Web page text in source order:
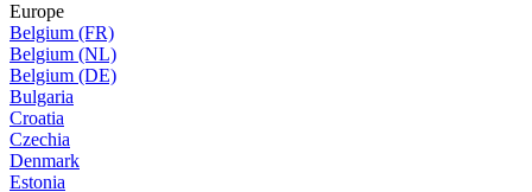
Europe
Belgium (FR)
Belgium (NL)
Belgium (DE)
Bulgaria
Croatia
Czechia
Denmark
Estonia